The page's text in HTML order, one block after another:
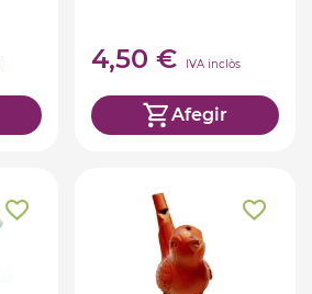
4,50 € IVA inclòs
Afegir